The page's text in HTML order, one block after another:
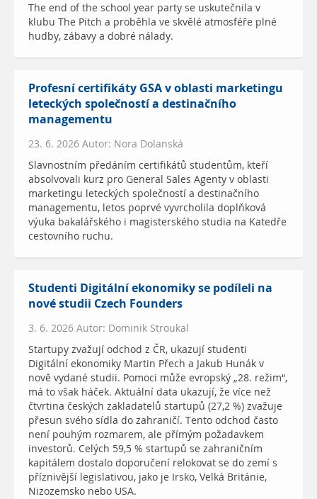
The end of the school year party se uskutečnila v
klubu The Pitch a proběhla ve skvělé atmosféře plné
hudby, zábavy a dobré nálady.
Profesní certifikáty GSA v oblasti marketingu
leteckých společností a destinačního
managementu
23. 6. 2026 Autor: Nora Dolanská
Slavnostním předáním certifikátů studentům, kteří
absolvovali kurz pro General Sales Agenty v oblasti
marketingu leteckých společností a destinačního
managementu, letos poprvé vyvrcholila doplňková
výuka bakalářského i magisterského studia na Katedře
cestovního ruchu.
Studenti Digitální ekonomiky se podíleli na
nové studii Czech Founders
3. 6. 2026 Autor: Dominik Stroukal
Startupy zvažují odchod z ČR, ukazují studenti
Digitální ekonomiky Martin Přech a Jakub Hunák v
nově vydané studii. Pomoci může evropský „28. režim“,
má to však háček. Aktuální data ukazují, že více než
čtvrtina českých zakladatelů startupů (27,2 %) zvažuje
přesun svého sídla do zahraničí. Tento odchod často
není pouhým rozmarem, ale přímým požadavkem
investorů. Celých 59,5 % startupů se zahraničním
kapitálem dostalo doporučení relokovat se do zemí s
příznivější legislativou, jako je Irsko, Velká Británie,
Nizozemsko nebo USA.